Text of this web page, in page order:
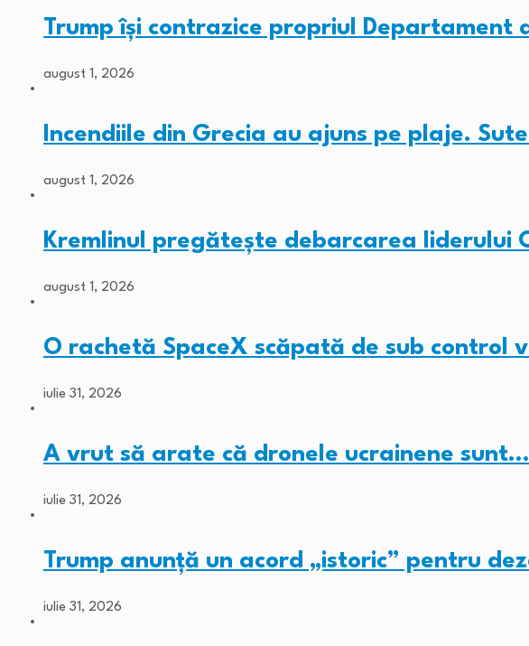
Trump își contrazice propriul Departament
august 1, 2026
Incendiile din Grecia au ajuns pe plaje.
august 1, 2026
Kremlinul pregătește debarcarea liderului
august 1, 2026
O rachetă SpaceX scăpată de sub control
iulie 31, 2026
A vrut să arate că dronele ucrainene sunt…
iulie 31, 2026
Trump anunță un acord „istoric” pentru
iulie 31, 2026